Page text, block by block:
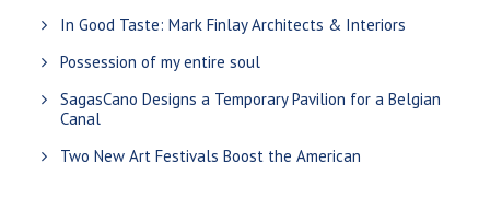
In Good Taste: Mark Finlay Architects & Interiors
Possession of my entire soul
SagasCano Designs a Temporary Pavilion for a Belgian
Canal
Two New Art Festivals Boost the American